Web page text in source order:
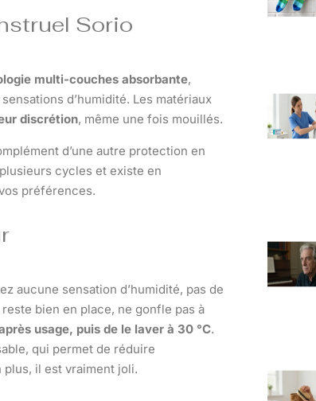
Sorio
multi-couches absorbante,
d’humidité. Les matériaux
discrétion, même une fois mouillés.
d’une autre protection en
cycles et existe en
préférences.
aucune sensation d’humidité, pas de
bien en place, ne gonfle pas à
usage, puis de le laver à 30 °C.
qui permet de réduire
il est vraiment joli.